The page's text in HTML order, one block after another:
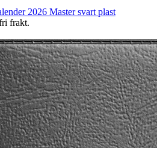
2026 Master svart plast
frakt.